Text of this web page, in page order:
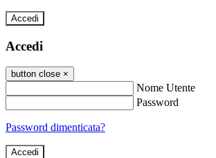
Accedi
Accedi
button close ×
Nome Utente
Password
Password dimenticata?